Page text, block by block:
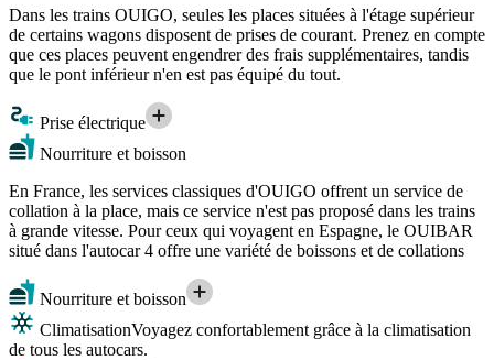
Dans les trains OUIGO, seules les places situées à l'étage supérieur
de certains wagons disposent de prises de courant. Prenez en compte
que ces places peuvent engendrer des frais supplémentaires, tandis
que le pont inférieur n'en est pas équipé du tout.
Prise électrique
Nourriture et boisson
En France, les services classiques d'OUIGO offrent un service de
collation à la place, mais ce service n'est pas proposé dans les trains
à grande vitesse. Pour ceux qui voyagent en Espagne, le OUIBAR
situé dans l'autocar 4 offre une variété de boissons et de collations
Nourriture et boisson
ClimatisationVoyagez confortablement grâce à la climatisation
de tous les autocars.